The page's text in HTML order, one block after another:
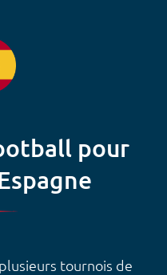
pour
tournois de